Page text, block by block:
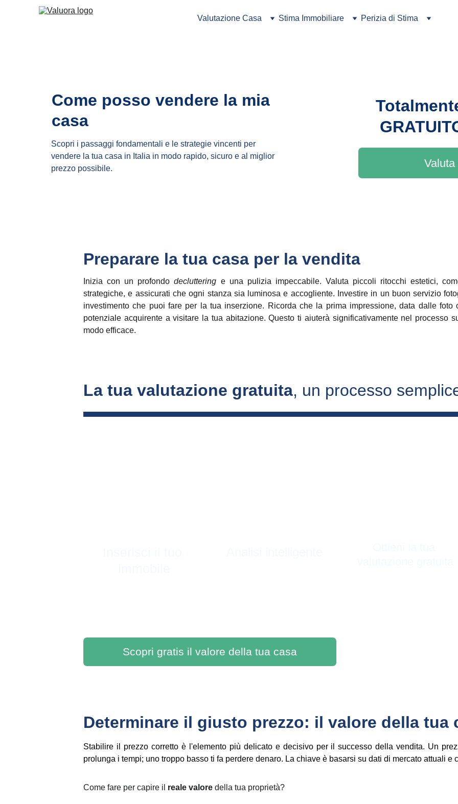
Valutazione Casa Stima Immobiliare Perizia di Stima
Scopri i passaggi fondamentali e le strategie vincenti per
vendere la tua casa in Italia in modo rapido, sicuro e al miglior
prezzo possibile.
Come posso vendere la mia
casa
Preparare la tua casa per la vendita
Inizia con un profondodecluttering e una pulizia impeccabile. Valuta piccoli ritocchi estetici,
strategiche, e assicurati che ogni stanza sia luminosa e accogliente. Investire in un buon servizio
investimento che puoi fare per la tua inserzione. Ricorda che la prima impressione, data dalle foto
potenziale acquirente a visitare la tua abitazione. Questo ti aiuterà significativamente nel processo
modo efficace.
Scopri gratis il valore della tua casa
La tua valutazione gratuita, un processo
Determinare il giusto prezzo: il valore della tua
Stabilire il prezzo corretto è l'elemento più delicato e decisivo per il successo della vendita. Un
prolunga i tempi; uno troppo basso ti fa perdere denaro. La chiave è basarsi su dati di mercato attuali e
Come fare per capire il reale valore della tua proprietà?